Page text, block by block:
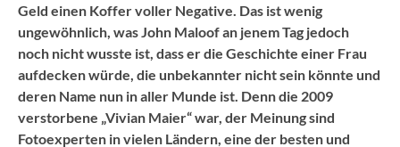
Geld einen Koffer voller Negative. Das ist wenig
ungewöhnlich, was John Maloof an jenem Tag jedoch
noch nicht wusste ist, dass er die Geschichte einer Frau
aufdecken würde, die unbekannter nicht sein könnte und
deren Name nun in aller Munde ist. Denn die 2009
verstorbene „Vivian Maier“ war, der Meinung sind
Fotoexperten in vielen Ländern, eine der besten und